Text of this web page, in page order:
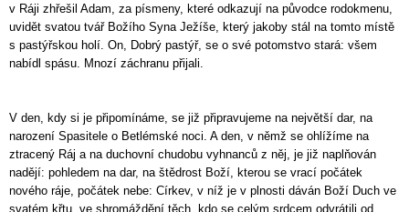
v Ráji zhřešil Adam, za písmeny, které odkazují na původce rodokmenu,
uvidět svatou tvář Božího Syna Ježíše, který jakoby stál na tomto místě
s pastýřskou holí. On, Dobrý pastýř, se o své potomstvo stará: všem
nabídl spásu. Mnozí záchranu přijali.
V den, kdy si je připomínáme, se již připravujeme na největší dar, na
narození Spasitele o Betlémské noci. A den, v němž se ohlížíme na
ztracený Ráj a na duchovní chudobu vyhnanců z něj, je již naplňován
nadějí: pohledem na dar, na štědrost Boží, kterou se vrací počátek
nového ráje, počátek nebe: Církev, v níž je v plnosti dáván Boží Duch ve
svatém křtu, ve shromáždění těch, kdo se celým srdcem odvrátili od